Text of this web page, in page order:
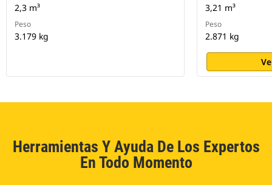
2,3 m³
Peso
3.179 kg
3,21 m³
Peso
2.871 kg
Herramientas Y Ayuda De Los Expertos
En Todo Momento